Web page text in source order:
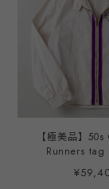
【極美品】
Runners
Special swing
blouson